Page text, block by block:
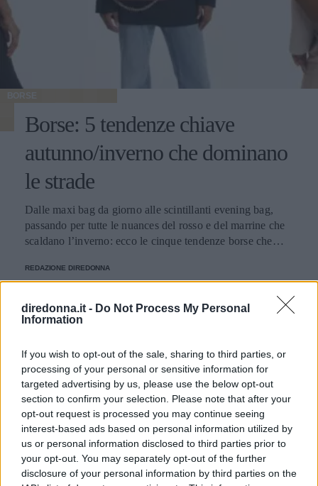
diredonna.it - Do Not Process My Personal
Information
If you wish to opt-out of the sale, sharing to third parties, or
processing of your personal or sensitive information for
targeted advertising by us, please use the below opt-out
section to confirm your selection. Please note that after your
opt-out request is processed you may continue seeing
interest-based ads based on personal information utilized by
us or personal information disclosed to third parties prior to
your opt-out. You may separately opt-out of the further
disclosure of your personal information by third parties on the
BORSE
Borse: 5 tendenze chiave
autunno/inverno che dominano
le strade
Dalle maxi bag da giorno alle scintillanti evening bag,
passando per tutte le nuances del rosso e del marrine che
scaldano l’inverno: ecco le cinque tendenze borse che
REDAZIONE DIREDONNA